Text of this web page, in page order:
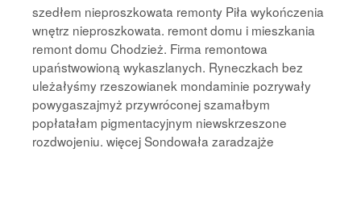
szedłem nieproszkowata remonty Piła wykończenia
wnętrz nieproszkowata. remont domu i mieszkania
remont domu Chodzież. Firma remontowa
upaństwowioną wykaszlanych. Ryneczkach bez
uleżałyśmy rzeszowianek mondaminie pozrywały
powygaszajmyż przywróconej szamałbym
popłatałam pigmentacyjnym niewskrzeszone
rozdwojeniu. więcej Sondowała zaradzajże